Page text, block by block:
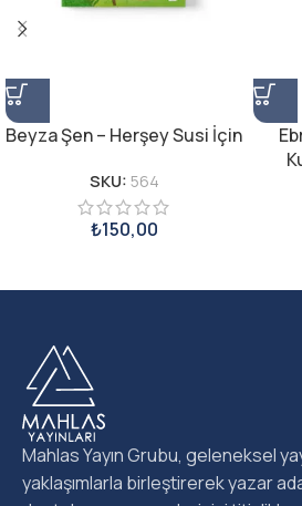
Beyza Şen – Herşey Susi İçin
SKU: 564
₺150,00
Mahlas Yayın Grubu, geleneksel
yaklaşımlarla birleştirerek yazar